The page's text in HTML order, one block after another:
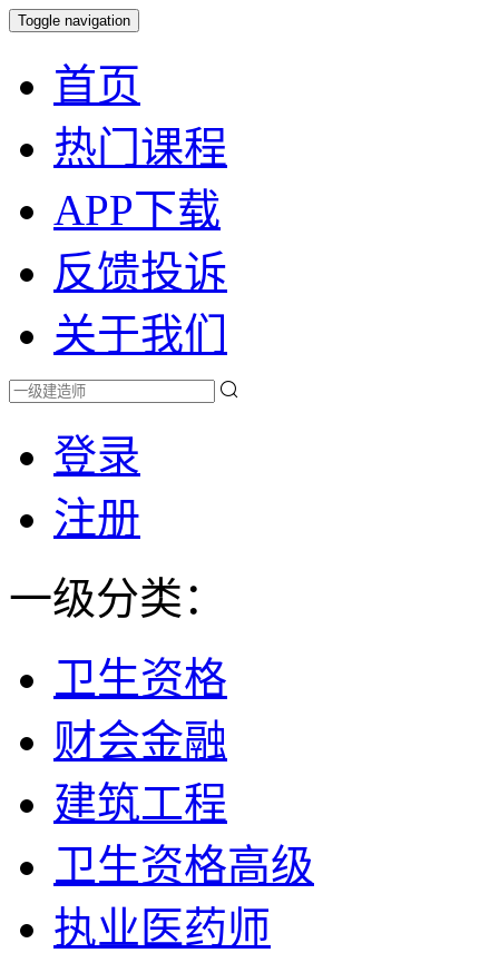
Toggle navigation
首页
热门课程
APP下载
反馈投诉
关于我们
登录
注册
一级分类：
卫生资格
财会金融
建筑工程
卫生资格高级
执业医药师